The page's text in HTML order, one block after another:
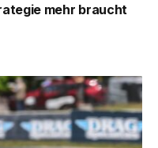
mehr braucht